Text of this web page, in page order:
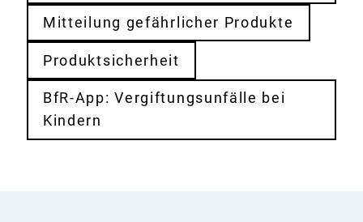
Mitteilung gefährlicher Produkte
Produktsicherheit
BfR-App: Vergiftungsunfälle bei
Kindern